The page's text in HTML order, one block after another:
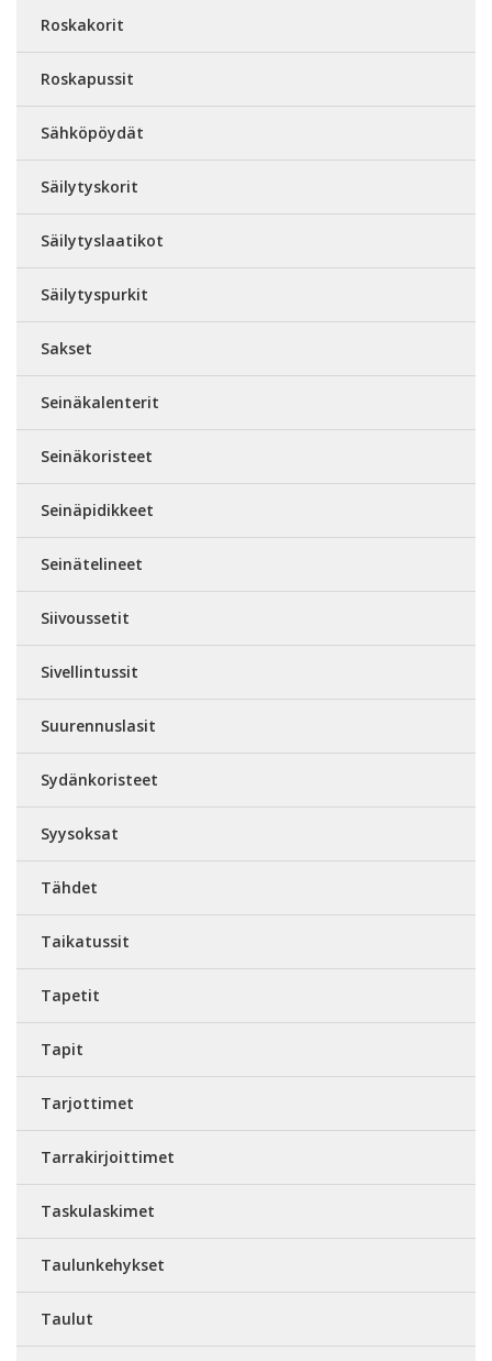
Roskakorit
Roskapussit
Sähköpöydät
Säilytyskorit
Säilytyslaatikot
Säilytyspurkit
Sakset
Seinäkalenterit
Seinäkoristeet
Seinäpidikkeet
Seinätelineet
Siivoussetit
Sivellintussit
Suurennuslasit
Sydänkoristeet
Syysoksat
Tähdet
Taikatussit
Tapetit
Tapit
Tarjottimet
Tarrakirjoittimet
Taskulaskimet
Taulunkehykset
Taulut